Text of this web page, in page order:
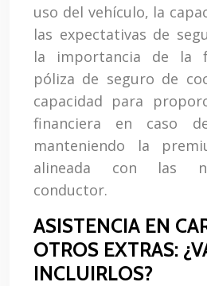
uso del vehículo, la
las expectativas de
la importancia de la
póliza de seguro de
capacidad para
financiera en caso
manteniendo la
alineada con las
conductor.
ASISTENCIA EN
OTROS EXTRAS:
INCLUIRLOS?